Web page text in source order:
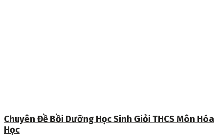
Chuyên Đề Bồi Dưỡng Học Sinh Giỏi THCS Môn Hóa
Học